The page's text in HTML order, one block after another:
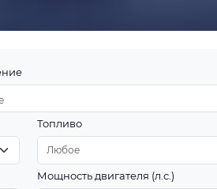
Топливо
Мощность двигателя (л.с.)